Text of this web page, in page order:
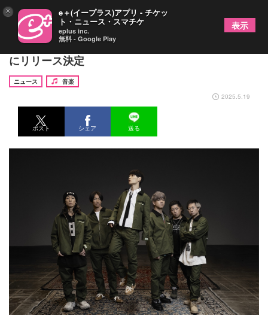
UVERworld、ニューアルバム『EPIPHANY』を7月
にリリース決定
ニュース
音楽
2025.5.19
ポスト シェア 送る
× e＋(イープラス)アプリ - チケッ
ト・ニュース・スマチケ
eplus inc.
無料 - Google Play
表示